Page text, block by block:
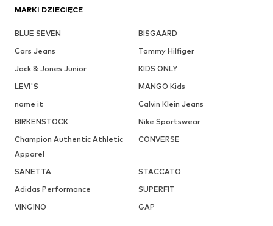
MARKI DZIECIĘCE
BLUE SEVEN
BISGAARD
Cars Jeans
Tommy Hilfiger
Jack & Jones Junior
KIDS ONLY
LEVI'S
MANGO Kids
name it
Calvin Klein Jeans
BIRKENSTOCK
Nike Sportswear
Champion Authentic Athletic
Apparel
CONVERSE
SANETTA
STACCATO
Adidas Performance
SUPERFIT
VINGINO
GAP